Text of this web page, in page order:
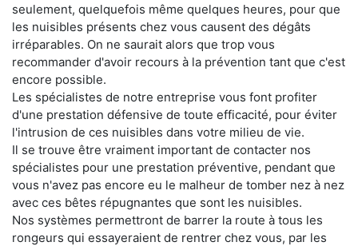
seulement, quelquefois même quelques heures, pour que
les nuisibles présents chez vous causent des dégâts
irréparables. On ne saurait alors que trop vous
recommander d'avoir recours à la prévention tant que c'est
encore possible.
Les spécialistes de notre entreprise vous font profiter
d'une prestation défensive de toute efficacité, pour éviter
l'intrusion de ces nuisibles dans votre milieu de vie.
Il se trouve être vraiment important de contacter nos
spécialistes pour une prestation préventive, pendant que
vous n'avez pas encore eu le malheur de tomber nez à nez
avec ces bêtes répugnantes que sont les nuisibles.
Nos systèmes permettront de barrer la route à tous les
rongeurs qui essayeraient de rentrer chez vous, par les